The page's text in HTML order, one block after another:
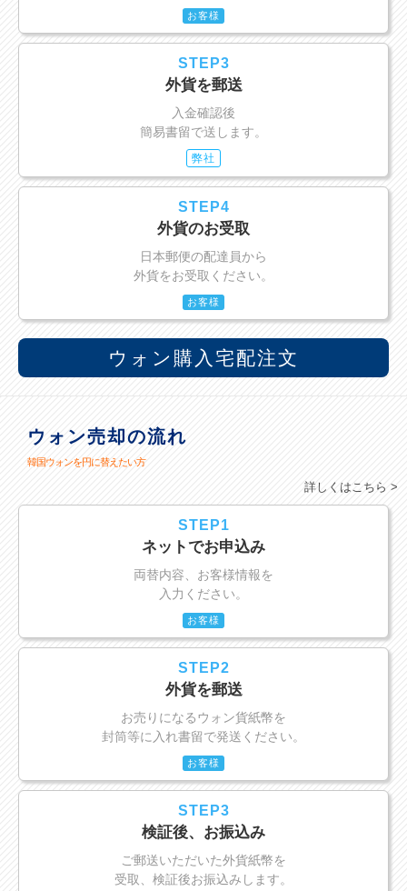
お客様
STEP3
外貨を郵送
入金確認後
簡易書留で送します。
弊社
STEP4
外貨のお受取
日本郵便の配達員から
外貨をお受取ください。
お客様
ウォン購入宅配注文
ウォン売却の流れ
韓国ウォンを円に替えたい方
詳しくはこちら >
STEP1
ネットでお申込み
両替内容、お客様情報を
入力ください。
お客様
STEP2
外貨を郵送
お売りになるウォン貨紙幣を
封筒等に入れ書留で発送ください。
お客様
STEP3
検証後、お振込み
ご郵送いただいた外貨紙幣を
受取、検証後お振込みします。